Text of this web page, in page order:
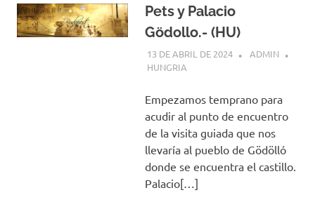
Pets y Palacio
Gödollo.- (HU)
13 DE ABRIL DE 2024
ADMIN
HUNGRIA
Empezamos temprano para
acudir al punto de encuentro
de la visita guiada que nos
llevaría al pueblo de Gödölló
donde se encuentra el castillo.
Palacio[…]